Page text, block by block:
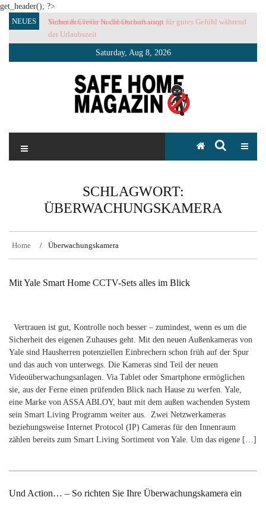
get_header(); ?>
Skip
content
NEUES Sicher & Clever in die Outoorsaison
Vertrauensvolle Nachbarschaft sorgt für gutes Gefühl während
der Urlaubszeit
Saturday, Aug 8, 2026
SAFE HOME Magazin
SCHLAGWORT:
ÜBERWACHUNGSKAMERA
Home Überwachungskamera
Mit Yale Smart Home CCTV-Sets alles im Blick
Vertrauen ist gut, Kontrolle noch besser – zumindest, wenn es um die
Sicherheit des eigenen Zuhauses geht. Mit den neuen Außenkameras von
Yale sind Hausherren potenziellen Einbrechern schon früh auf der Spur
und das auch von unterwegs. Die Kameras sind Teil der neuen
Videoüberwachungsanlagen. Via Tablet oder Smartphone ermöglichen
sie, aus der Ferne einen prüfenden Blick nach Hause zu werfen. Yale,
eine Marke von ASSA ABLOY, baut mit dem außen wachenden System
sein Smart Living Programm weiter aus. Zwei Netzwerkameras
beziehungsweise Internet Protocol (IP) Cameras für den Innenraum
zählen bereits zum Smart Living Sortiment von Yale. Um das eigene […]
Und Action… – So richten Sie Ihre Überwachungskamera ein